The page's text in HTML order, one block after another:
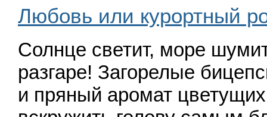
Любовь или курортный
Солнце светит, море
разгаре! Загорелые
и пряный аромат